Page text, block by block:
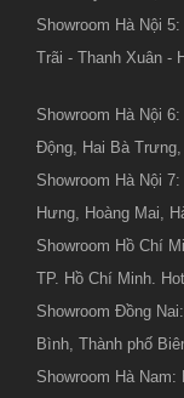
Showroom Hà Nội
Trãi - Thanh Xuân -
Showroom Hà Nội
Động, Hai Bà
Showroom Hà Nội
Hưng, Hoàng Mai,
Showroom Hồ Chí
TP. Hồ Chí Minh.
Showroom Đồng
Bình, Thành phố
Showroom Hà